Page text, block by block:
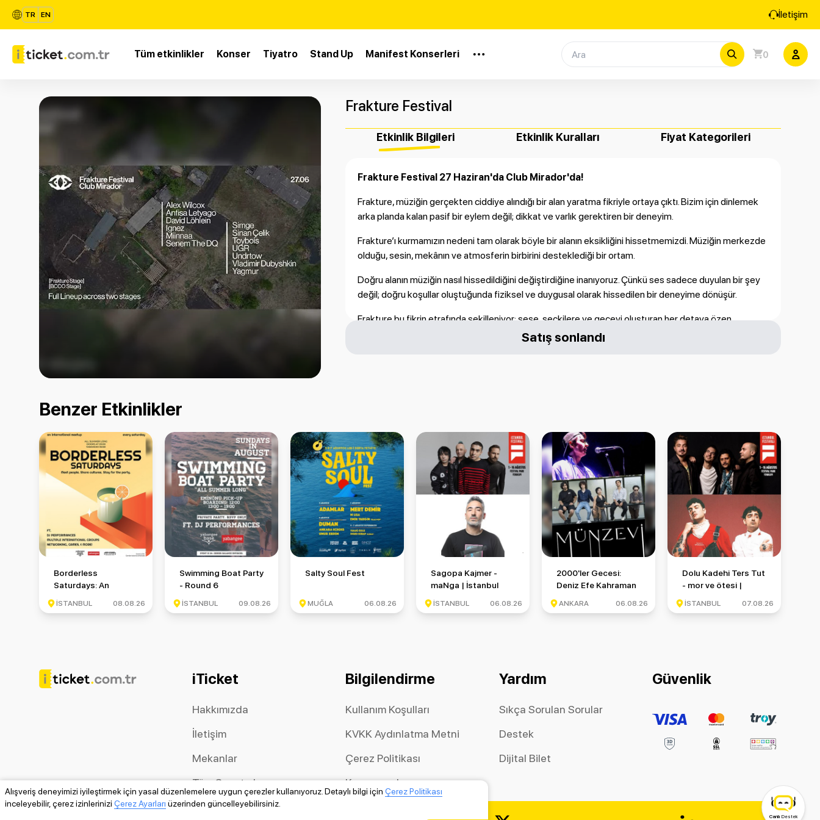
TR EN İletişim
Tüm etkinlikler Konser Tiyatro Stand Up Manifest Konserleri 0
Alışveriş deneyimizi iyileştirmek için yasal düzenlemelere uygun çerezler kullanıyoruz. Detaylı bilgi için Çerez Politikası
inceleyebilir, çerez izinlerinizi Çerez Ayarları üzerinden güncelleyebilirsiniz.
Frakture Festival
Etkinlik Bilgileri Etkinlik Kuralları Fiyat Kategorileri
Frakture Festival 27 Haziran'da Club Mirador'da!
Frakture, müziğin gerçekten ciddiye alındığı bir alan yaratma fikriyle ortaya çıktı. Bizim için dinlemek
arka planda kalan pasif bir eylem değil; dikkat ve varlık gerektiren bir deneyim.
Frakture’ı kurmamızın nedeni tam olarak böyle bir alanın eksikliğini hissetmemizdi. Müziğin merkezde
olduğu, sesin, mekânın ve atmosferin birbirini desteklediği bir ortam.
Doğru alanın müziğin nasıl hissedildiğini değiştirdiğine inanıyoruz. Çünkü ses sadece duyulan bir şey
değil; doğru koşullar oluştuğunda fiziksel ve duygusal olarak hissedilen bir deneyime dönüşür.
Frakture bu fikrin etrafında şekilleniyor: sese, seçkilere ve geceyi oluşturan her detaya özen
gösterilen bir alan yaratmak. Çünkü doğru niyet ve doğru ortam bir araya geldiğinde müzik sadece
çalınan bir şey olmaktan çıkar, paylaşılan bir deneyime dönüşür.
Satış sonlandı
Benzer Etkinlikler
Borderless Saturdays: An International Meetup Event
Borderless
Saturdays: An
International Meetup
İSTANBUL 08.08.26
Swimming Boat Party - Round 6
Swimming Boat Party
- Round 6
İSTANBUL 09.08.26
Salty Soul Fest
Salty Soul Fest
MUĞLA 06.08.26
Sagopa Kajmer - maNga | İstanbul Festivali
Sagopa Kajmer -
maNga | İstanbul
Festivali
İSTANBUL 06.08.26
2000'ler Gecesi: Deniz Efe Kahraman & Monkör & Münzevi
2000'ler Gecesi:
Deniz Efe Kahraman
ANKARA 06.08.26
Dolu Kadehi Ters Tut - mor ve
Dolu Kadehi Ters Tut
- mor ve ötesi |
İstanbul Festivali
İSTANBUL 07.08.26
iTicket
Hakkımızda
İletişim
Mekanlar
Tüm Sanatçılar
Bilgilendirme
Kullanım Koşulları
KVKK Aydınlatma Metni
Çerez Politikası
Kampanyalar
Yardım
Sıkça Sorulan Sorular
Destek
Dijital Bilet
Güvenlik
Canlı Destek